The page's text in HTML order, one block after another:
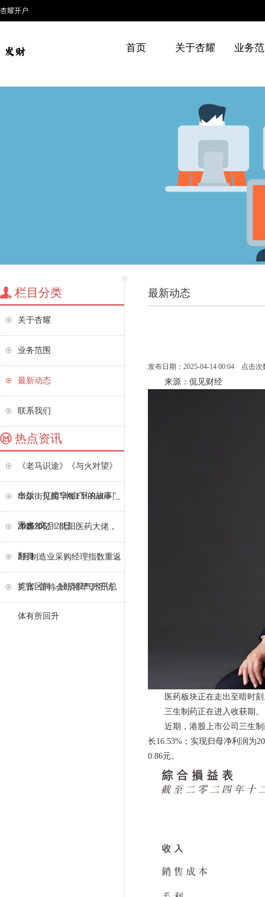
杏耀开户
首页 关于杏耀 业务
栏目分类
关于杏耀
业务范围
最新动态
联系我们
热点资讯
《老马识途》《与火对望》
出版：打捞“冰山下的故事”_
王火_文
华尔街见闻早餐FM-Radio |
2025年5月28日
净赚20亿！沈阳医药大佬，
翻身
2月制造业采购经理指数重返
扩张区间，经济景气水平总
体有所回升
克宫: 普特会晤将早于互访
最新动态
发布日期：2025-04-14 00:04 点击次
来源：侃见财经
医药板块正在走出至暗时刻
三生制药正在进入收获期。
近期，港股上市公司三生制
长16.53%；实现归母净利润为
0.86元。